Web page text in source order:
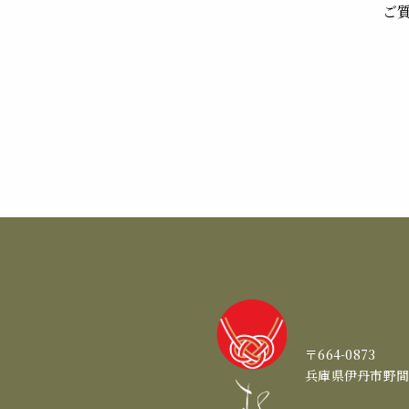
ご
〒664-0873
兵庫県伊丹市野